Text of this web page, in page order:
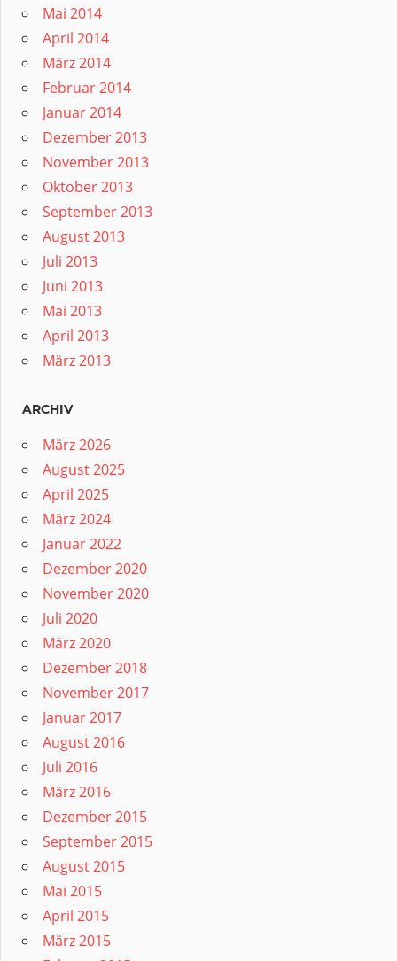
Mai 2014
April 2014
März 2014
Februar 2014
Januar 2014
Dezember 2013
November 2013
Oktober 2013
September 2013
August 2013
Juli 2013
Juni 2013
Mai 2013
April 2013
März 2013
ARCHIV
März 2026
August 2025
April 2025
März 2024
Januar 2022
Dezember 2020
November 2020
Juli 2020
März 2020
Dezember 2018
November 2017
Januar 2017
August 2016
Juli 2016
März 2016
Dezember 2015
September 2015
August 2015
Mai 2015
April 2015
März 2015